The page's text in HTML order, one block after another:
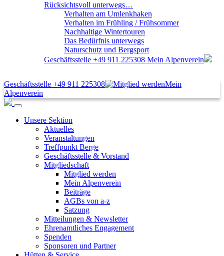
Rücksichtsvoll unterwegs…
Verhalten am Umlenkhaken
Verhalten im Frühling / Frühsommer
Nachhaltige Wintertouren
Das Bedürfnis unterwegs
Naturschutz und Bergsport
Geschäftsstelle +49 911 225308 Mein Alpenverein
Geschäftsstelle +49 911 225308
Mein
Alpenverein
Unsere Sektion
Aktuelles
Veranstaltungen
Treffpunkt Berge
Geschäftsstelle & Vorstand
Mitgliedschaft
Mitglied werden
Mein Alpenverein
Beiträge
AGBs von a-z
Satzung
Mitteilungen & Newsletter
Ehrenamtliches Engagement
Spenden
Sponsoren und Partner